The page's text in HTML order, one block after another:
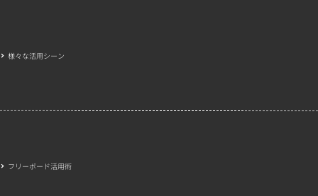
様々な活用シーン
フリーボード活用術